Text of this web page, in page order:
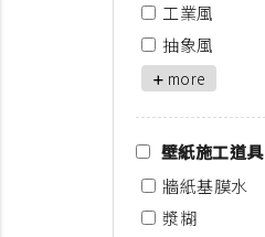
工業風
抽象風
more
壁紙施工道具
牆紙基膜水
漿糊